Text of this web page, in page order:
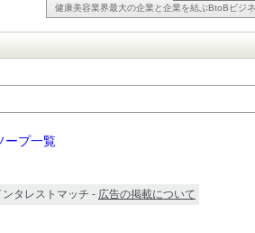
健康美容業界最大の企業と企業を結ぶBtoBビジ
ープ一覧
ンタレストマッチ - 広告の掲載について